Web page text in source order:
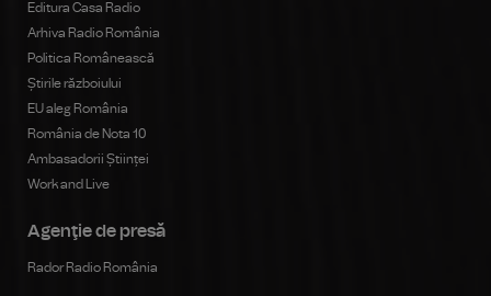
Editura Casa Radio
Arhiva Radio România
Politica Românească
Știrile războiului
EU aleg România
România de Nota 10
Ambasadorii Științei
Work and Live
Agenţie de presă
Rador Radio România